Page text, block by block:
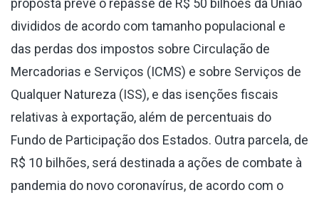
proposta prevê o repasse de R$ 50 bilhões da União
divididos de acordo com tamanho populacional e
das perdas dos impostos sobre Circulação de
Mercadorias e Serviços (ICMS) e sobre Serviços de
Qualquer Natureza (ISS), e das isenções fiscais
relativas à exportação, além de percentuais do
Fundo de Participação dos Estados. Outra parcela, de
R$ 10 bilhões, será destinada a ações de combate à
pandemia do novo coronavírus, de acordo com o